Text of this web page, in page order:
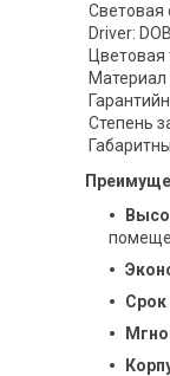
Световая
Driver:
Цветовая
Материал
Степень
Срок